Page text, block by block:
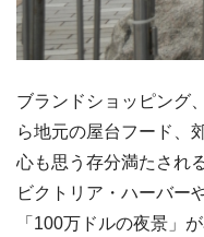
ブランドショッピング
ら地元の屋台フード、
心も思う存分満たされ
ビクトリア・ハーバー
「100万ドルの夜景」が